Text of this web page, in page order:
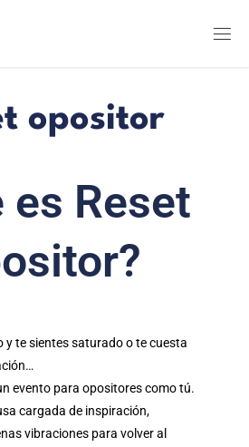
OPOSICIONES
opositor
es Reset
y te sientes saturado o te cuesta
evento para opositores como tú.
cargada de inspiración,
vibraciones para volver al